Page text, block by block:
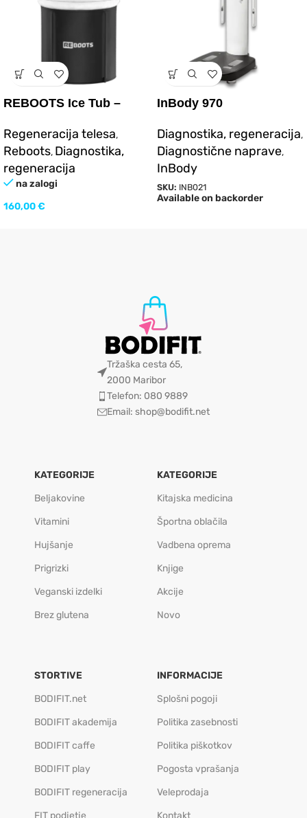
REBOOTS Ice Tub –
Regeneracija telesa,
Reboots, Diagnostika,
regeneracija
na zalogi
160,00€
InBody 970
Diagnostika, regeneracija,
Diagnostične naprave,
InBody
SKU: INB021
Available on backorder
Tržaška cesta 65,
2000 Maribor
Telefon: 080 9889
Email: shop@bodifit.net
KATEGORIJE
Beljakovine
Vitamini
Hujšanje
Prigrizki
Veganski izdelki
Brez glutena
KATEGORIJE
Kitajska medicina
Športna oblačila
Vadbena oprema
Knjige
Akcije
Novo
STORTIVE
BODIFIT.net
BODIFIT akademija
BODIFIT caffe
BODIFIT play
BODIFIT regeneracija
INFORMACIJE
Splošni pogoji
Politika zasebnosti
Politika piškotkov
Pogosta vprašanja
Veleprodaja